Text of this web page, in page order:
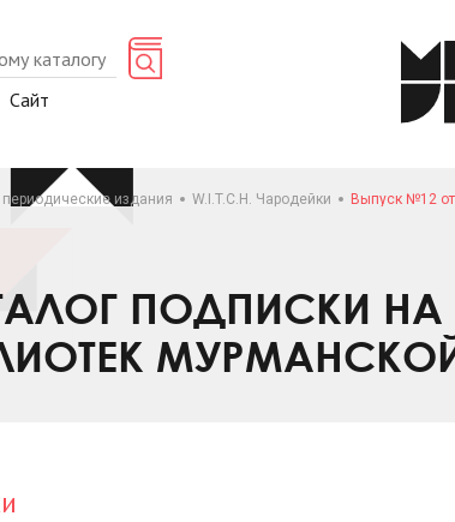
Сайт
издания W.I.T.C.H. Чародейки Выпуск №12
ПОДПИСКИ НА